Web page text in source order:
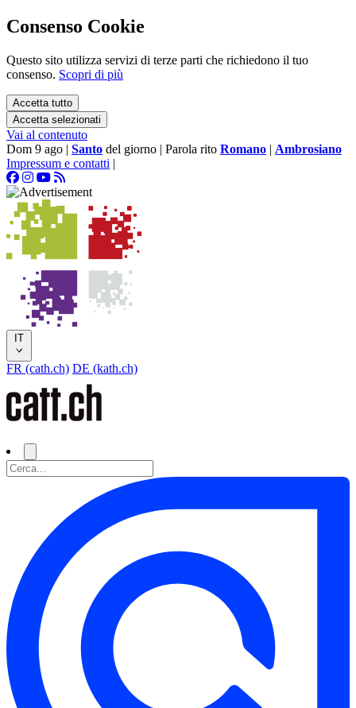
Consenso Cookie
Questo sito utilizza servizi di terze parti che richiedono il tuo
consenso. Scopri di più
Accetta tutto
Accetta selezionati
Vai al contenuto
Dom 9 ago | Santo del giorno | Parola rito Romano | Ambrosiano
Impressum e contatti |
IT
FR (cath.ch) DE (kath.ch)